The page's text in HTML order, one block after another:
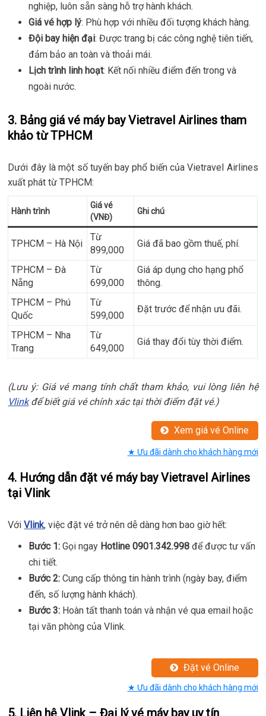
nghiệp, luôn sẵn sàng hỗ trợ hành khách.
Giá vé hợp lý: Phù hợp với nhiều đối tượng khách hàng.
Đội bay hiện đại: Được trang bị các công nghệ tiên tiến,
đảm bảo an toàn và thoải mái.
Lịch trình linh hoạt: Kết nối nhiều điểm đến trong và
ngoài nước.
3. Bảng giá vé máy bay Vietravel Airlines tham
khảo từ TPHCM
Dưới đây là một số tuyến bay phổ biến của Vietravel Airlines
xuất phát từ TPHCM:
Hành trình
Giá vé
(VNĐ)
Ghi chú
TPHCM – Hà Nội
Từ
899,000
Giá đã bao gồm thuế, phí.
TPHCM – Đà
Nẵng
Từ
699,000
Giá áp dụng cho hạng phổ
thông.
TPHCM – Phú
Quốc
Từ
599,000
Đặt trước để nhận ưu đãi.
TPHCM – Nha
Trang
Từ
649,000
Giá thay đổi tùy thời điểm.
(Lưu ý: Giá vé mang tính chất tham khảo, vui lòng liên hệ
Vlinkđể biết giá vé chính xác tại thời điểm đặt vé.)
Xem giá vé Online
★ Ưu đãi dành cho khách hàng mới
4. Hướng dẫn đặt vé máy bay Vietravel Airlines
tại Vlink
VớiVlink, việc đặt vé trở nên dễ dàng hơn bao giờ hết:
Bước 1: Gọi ngay Hotline 0901.342.998 để được tư vấn
chi tiết.
Bước 2: Cung cấp thông tin hành trình (ngày bay, điểm
đến, số lượng hành khách).
Bước 3: Hoàn tất thanh toán và nhận vé qua email hoặc
tại văn phòng của Vlink.
Đặt vé Online
★ Ưu đãi dành cho khách hàng mới